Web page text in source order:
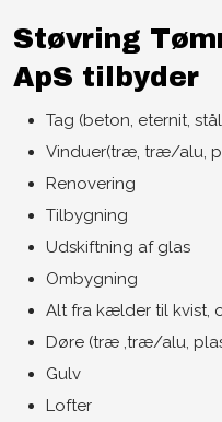
Støvring
ApS tilbyder​
​Tag (beton, eternit,
Vinduer(træ, træ/alu,
Renovering
Tilbygning
Udskiftning af glas
Ombygning
Alt fra kælder til kvist,
Døre (træ ,træ/alu,
Gulv
Lofter​